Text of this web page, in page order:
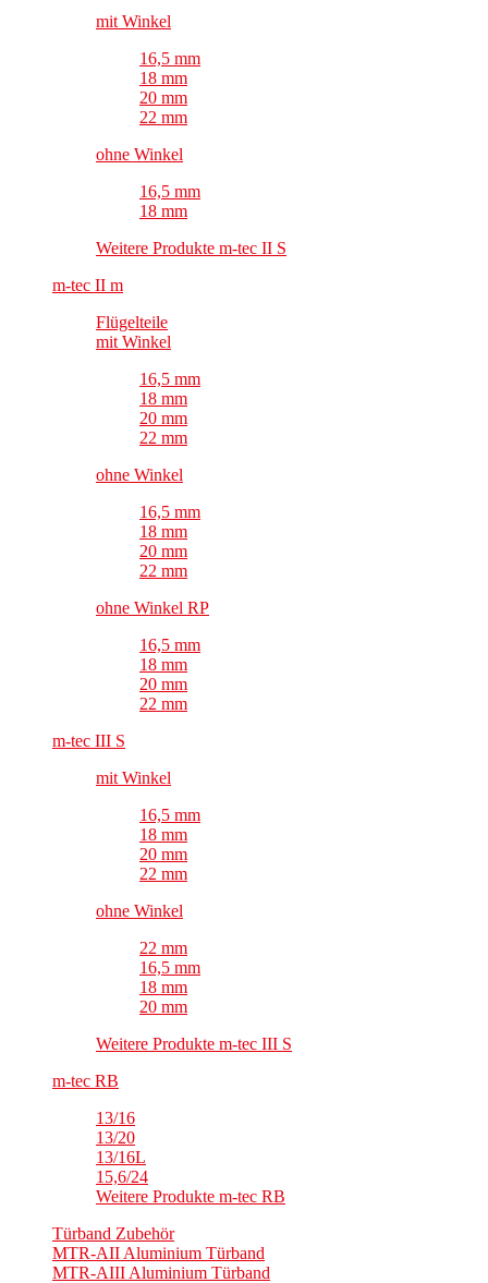
mit Winkel
16,5 mm
18 mm
20 mm
22 mm
ohne Winkel
16,5 mm
18 mm
Weitere Produkte m-tec II S
m-tec II m
Flügelteile
mit Winkel
16,5 mm
18 mm
20 mm
22 mm
ohne Winkel
16,5 mm
18 mm
20 mm
22 mm
ohne Winkel RP
16,5 mm
18 mm
20 mm
22 mm
m-tec III S
mit Winkel
16,5 mm
18 mm
20 mm
22 mm
ohne Winkel
22 mm
16,5 mm
18 mm
20 mm
Weitere Produkte m-tec III S
m-tec RB
13/16
13/20
13/16L
15,6/24
Weitere Produkte m-tec RB
Türband Zubehör
MTR-AII Aluminium Türband
MTR-AIII Aluminium Türband